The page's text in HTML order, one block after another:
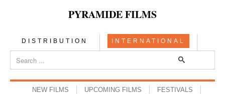
PYRAMIDE FILMS
DISTRIBUTION INTERNATIONAL
NEW FILMS UPCOMING FILMS
FESTIVALS